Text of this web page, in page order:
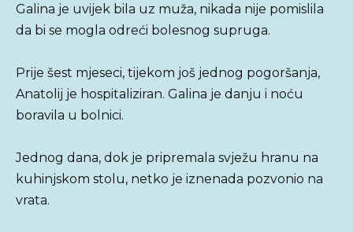
Galina je uvijek bila uz muža, nikada nije pomislila
da bi se mogla odreći bolesnog supruga.
Prije šest mjeseci, tijekom još jednog pogoršanja,
Anatolij je hospitaliziran. Galina je danju i noću
boravila u bolnici.
Jednog dana, dok je pripremala svježu hranu na
kuhinjskom stolu, netko je iznenada pozvonio na
vrata.